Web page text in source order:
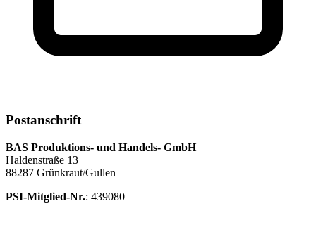
Postanschrift
BAS Produktions- und Handels- GmbH
Haldenstraße 13
88287 Grünkraut/Gullen
PSI-Mitglied-Nr.: 439080